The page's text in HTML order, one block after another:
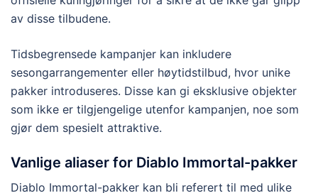
av disse tilbudene.
Tidsbegrensede kampanjer kan inkludere
sesongarrangementer eller høytidstilbud, hvor unike
pakker introduseres. Disse kan gi eksklusive objekter
som ikke er tilgjengelige utenfor kampanjen, noe som
gjør dem spesielt attraktive.
Vanlige aliaser for Diablo Immortal-pakker
Diablo Immortal-pakker kan bli referert til med ulike